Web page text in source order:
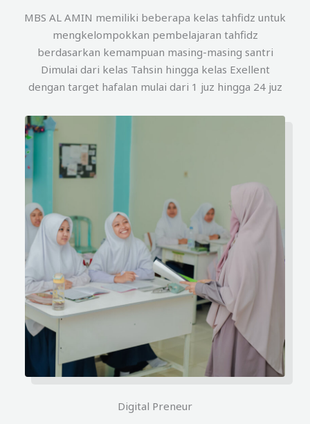
MBS AL AMIN memiliki beberapa kelas tahfidz untuk
mengkelompokkan pembelajaran tahfidz
berdasarkan kemampuan masing-masing santri
Dimulai dari kelas Tahsin hingga kelas Exellent
dengan target hafalan mulai dari 1 juz hingga 24 juz
Digital Preneur